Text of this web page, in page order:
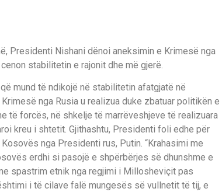
Presidenti Nishani dënoi aneksimin e Krimesë nga
stabilitetin e rajonit dhe më gjerë.
mund të ndikojë në stabilitetin afatgjatë në
nga Rusia u realizua duke zbatuar politikën e
të forcës, në shkelje të marrëveshjeve të realizuara
kreu i shtetit. Gjithashtu, Presidenti foli edhe për
nga Presidenti rus, Putin. “Krahasimi me
erdhi si pasojë e shpërbërjes së dhunshme e
spastrim etnik nga regjimi i Millosheviçit pas
i të cilave falë mungesës së vullnetit të tij, e